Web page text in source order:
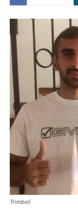
Trimboli